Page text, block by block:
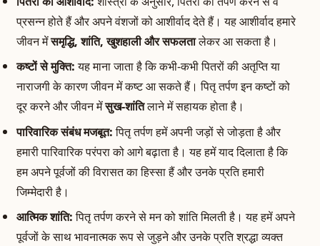
प्रसन्न होते हैं और अपने वंशजों को आशीर्वाद देते हैं। यह आशीर्वाद हमारे
जीवन मेंसमृद्धि, शांति, खुशहाली और सफलतालेकर आ सकता है।
कष्टों से मुक्ति:यह माना जाता है कि कभी-कभी पितरों की अतृप्ति या
नाराजगी के कारण जीवन में कष्ट आ सकते हैं। पितृ तर्पण इन कष्टों को
दूर करने और जीवन मेंसुख-शांतिलाने में सहायक होता है।
पारिवारिक संबंध मजबूत:पितृ तर्पण हमें अपनी जड़ों से जोड़ता है और
हमारी पारिवारिक परंपरा को आगे बढ़ाता है। यह हमें याद दिलाता है कि
हम अपने पूर्वजों की विरासत का हिस्सा हैं और उनके प्रति हमारी
जिम्मेदारी है।
आत्मिक शांति:पितृ तर्पण करने से मन को शांति मिलती है। यह हमें अपने
पूर्वजों के साथ भावनात्मक रूप से जुड़ने और उनके प्रति श्रद्धा व्यक्त